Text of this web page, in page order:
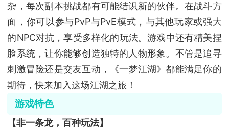
杂，每次副本挑战都有可能结识新的伙伴。在战斗方
面，你可以参与PvP与PvE模式，与其他玩家或强大
的NPC对抗，享受多样化的玩法。游戏中还有精美捏
脸系统，让你能够创造独特的人物形象。不管是追寻
刺激冒险还是交友互动，《一梦江湖》都能满足你的
期待，快来加入这场江湖之旅！
游戏特色
【非一条龙，百种玩法】